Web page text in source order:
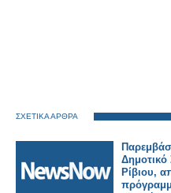
ΣΧΕΤΙΚΑ ΑΡΘΡΑ
Δημοτικό
Ρίβιου,